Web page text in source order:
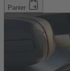
Panier